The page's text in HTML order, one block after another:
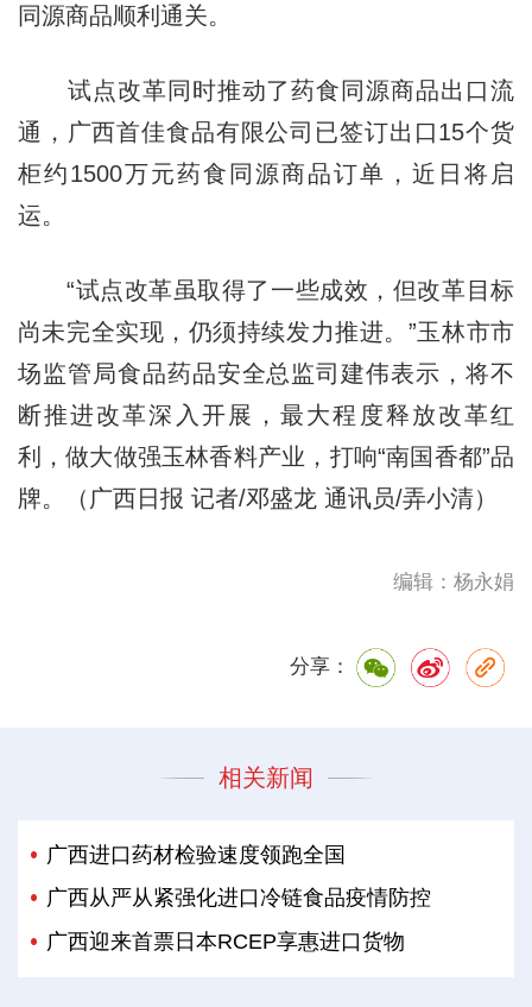
同源商品顺利通关。
试点改革同时推动了药食同源商品出口流
通，广西首佳食品有限公司已签订出口15个货
柜约1500万元药食同源商品订单，近日将启
运。
“试点改革虽取得了一些成效，但改革目标
尚未完全实现，仍须持续发力推进。”玉林市市
场监管局食品药品安全总监司建伟表示，将不
断推进改革深入开展，最大程度释放改革红
利，做大做强玉林香料产业，打响“南国香都”品
牌。（广西日报 记者/邓盛龙 通讯员/弄小清）
编辑：杨永娟
分享：
相关新闻
广西进口药材检验速度领跑全国
广西从严从紧强化进口冷链食品疫情防控
广西迎来首票日本RCEP享惠进口货物